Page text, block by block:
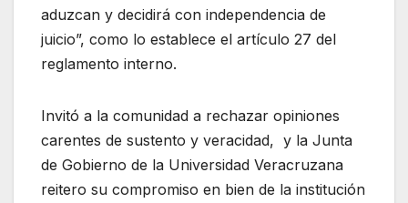
aduzcan y decidirá con independencia de
juicio”, como lo establece el artículo 27 del
reglamento interno.
Invitó a la comunidad a rechazar opiniones
carentes de sustento y veracidad, y la Junta
de Gobierno de la Universidad Veracruzana
reitero su compromiso en bien de la institución